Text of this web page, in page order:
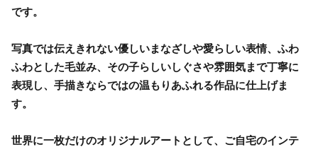
です。
写真では伝えきれない優しいまなざしや愛らしい表情、ふわ
ふわとした毛並み、その子らしいしぐさや雰囲気まで丁寧に
表現し、手描きならではの温もりあふれる作品に仕上げま
す。
世界に一枚だけのオリジナルアートとして、ご自宅のインテ